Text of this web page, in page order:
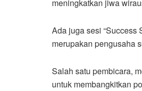
meningkatkan jiwa
Ada juga sesi “Success
merupakan pengusaha
Salah satu pembicara,
untuk membangkitkan